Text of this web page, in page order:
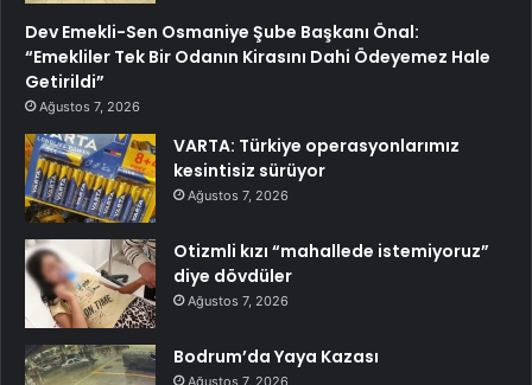
Dev Emekli-Sen Osmaniye Şube Başkanı Önal:
“Emekliler Tek Bir Odanın Kirasını Dahi Ödeyemez Hale
Getirildi”
Ağustos 7, 2026
VARTA: Türkiye operasyonlarımız
kesintisiz sürüyor
Ağustos 7, 2026
Otizmli kızı “mahallede istemiyoruz”
diye dövdüler
Ağustos 7, 2026
Bodrum’da Yaya Kazası